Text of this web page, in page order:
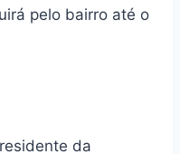
pelo bairro até o
da